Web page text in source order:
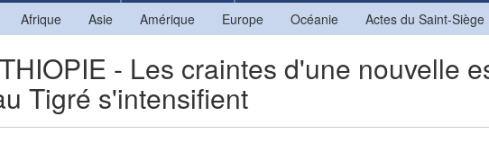
Afrique Asie Amérique Europe Océanie Actes du Saint-Siège
- Les craintes d'une nouvelle
Tigré s'intensifient